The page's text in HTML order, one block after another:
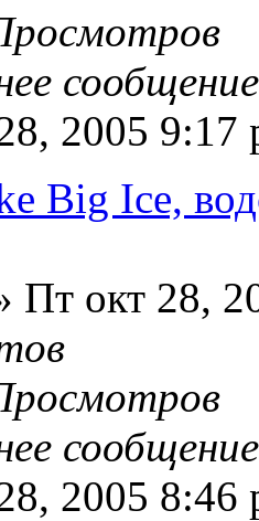
2005 9:17
Big Ice,
Пт окт 28,
2005 8:46